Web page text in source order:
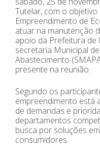
Tutelar, com o
Empreendimento de
atuar na manutenção
apoio da Prefeitura de
secretaria Municipal
Abastecimento
presente na reunião.
Segundo os
empreendimento está
de demandas e
departamentos
busca por soluções
consumidores.